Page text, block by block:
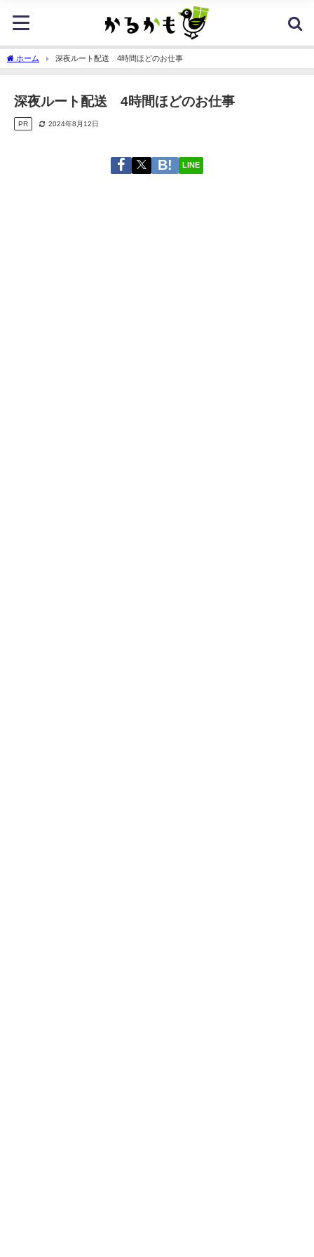
ホーム 深夜ルート配送 4時間ほどのお仕事
深夜ルート配送 4時間ほどのお仕事
PR 2024年8月12日
LINE